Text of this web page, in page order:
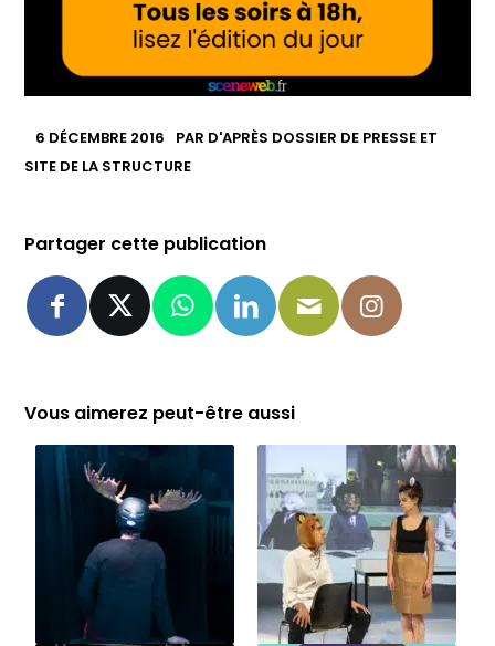
6 DÉCEMBRE 2016 PAR D'APRÈS DOSSIER DE PRESSE ET
SITE DE LA STRUCTURE
Partager cette publication
Vous aimerez peut-être aussi